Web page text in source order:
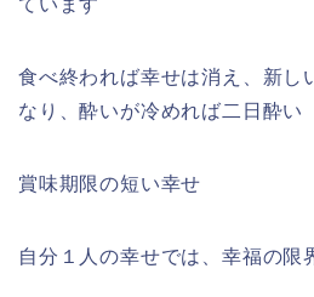
食べ終われば幸せは消え、新し
なり、酔いが冷めれば二日酔い
賞味期限の短い幸せ
自分１人の幸せでは、幸福の限